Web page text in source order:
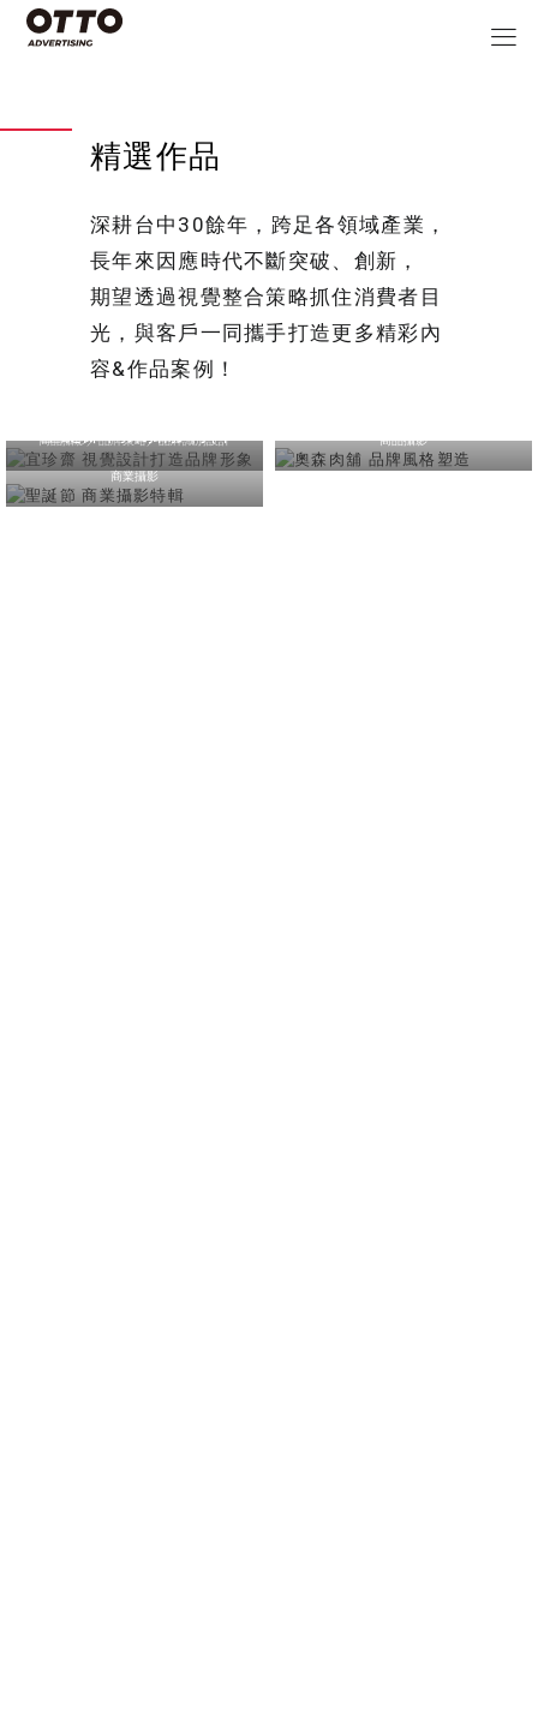
精選作品
深耕台中30餘年，跨足各領域產業，
長年來因應時代不斷突破、創新，
期望透過視覺整合策略抓住消費者目
光，與客戶一同攜手打造更多精彩內
容&作品案例！
宜珍齋 視覺設計打造品
商品攝影／品牌策略／品牌識別設計 商品攝影
商業攝影